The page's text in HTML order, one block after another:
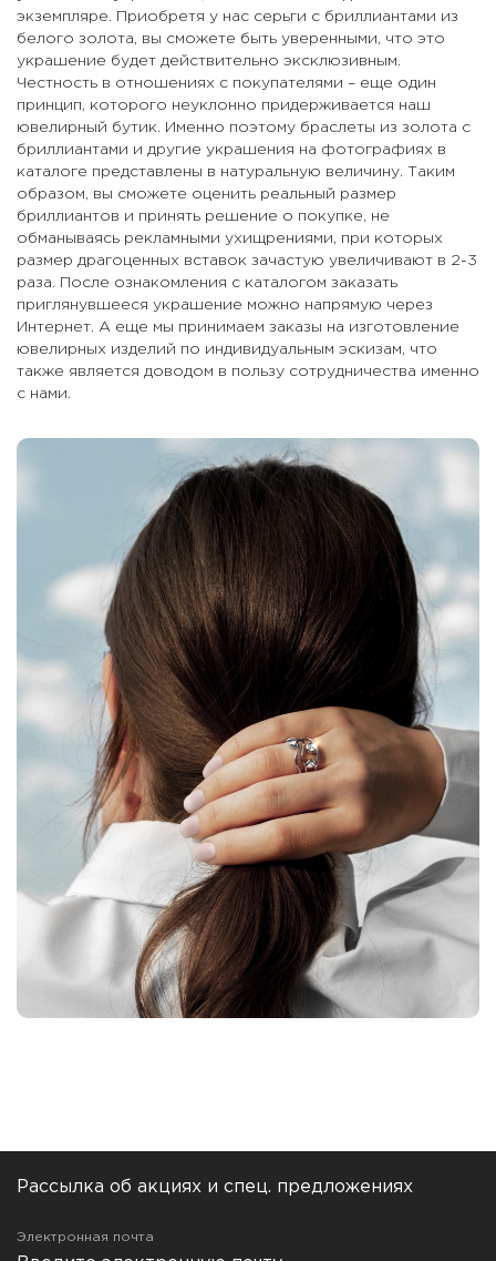
экземпляре. Приобретя у нас серьги с бриллиантами из
белого золота, вы сможете быть уверенными, что это
украшение будет действительно эксклюзивным.
Честность в отношениях с покупателями – еще один
принцип, которого неуклонно придерживается наш
ювелирный бутик. Именно поэтому браслеты из золота с
бриллиантами и другие украшения на фотографиях в
каталоге представлены в натуральную величину. Таким
образом, вы сможете оценить реальный размер
бриллиантов и принять решение о покупке, не
обманываясь рекламными ухищрениями, при которых
размер драгоценных вставок зачастую увеличивают в 2-3
раза. После ознакомления с каталогом заказать
приглянувшееся украшение можно напрямую через
Интернет. А еще мы принимаем заказы на изготовление
ювелирных изделий по индивидуальным эскизам, что
также является доводом в пользу сотрудничества именно
с нами.
Рассылка об акциях и спец. предложениях
Электронная почта